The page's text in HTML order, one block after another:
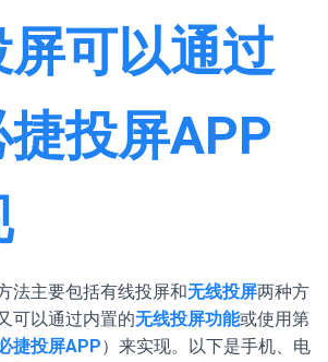
可以通过
投屏APP
法主要包括有线投屏和无线投屏两种方
可以通过内置的无线投屏功能或使用第
捷投屏APP）来实现。以下是手机、电